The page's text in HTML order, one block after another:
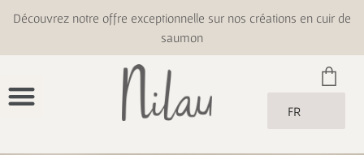
Découvrez notre offre exceptionnelle sur nos créations en cuir de
saumon
FR